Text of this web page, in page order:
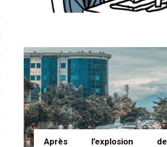
Après l’explosion de